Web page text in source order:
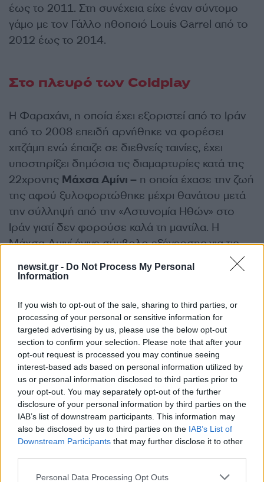
newsit.gr - Do Not Process My Personal
Information
If you wish to opt-out of the sale, sharing to third parties, or
processing of your personal or sensitive information for
targeted advertising by us, please use the below opt-out
section to confirm your selection. Please note that after your
opt-out request is processed you may continue seeing
interest-based ads based on personal information utilized by
us or personal information disclosed to third parties prior to
your opt-out. You may separately opt-out of the further
disclosure of your personal information by third parties on the
IAB’s list of downstream participants. This information may
also be disclosed by us to third parties on the IAB’s List of
Downstream Participants that may further disclose it to other
Please note that this website/app uses one or more Google
Personal Data Processing Opt Outs
έως το 2011. Στη συνέχεια είχε έναν σύντομο
γάμο με τον Γάλλο ηθοποιό Louis Garrel από το
2012 έως το 2014.
Στο πλευρό των Coldplay
Η Φαραχάνι, η οποία έχει εξοριστεί από το Ιράν
από το 2008 επειδή αρνήθηκε να φορέσει
χιτζάμπ ενώ έπαιζε σε διεθνείς ταινίες, έχει
υποστηρίξει δημόσια τις διαμαρτυρίες κατά της
22χρονης Μάχσα Αμίνι – η οποία έχασε την ζωή
της αφού ξυλοφορτώθηκε μέχρι θανάτου μετά
την σύλληψή από την «Αστυνομία Ηθών» στο
Ιράν γιατί δεν φορούσε καλά τη μαντίλα. Η
Μάχσα Αμινί έγινε σύμβολο εξέγερσης για τις